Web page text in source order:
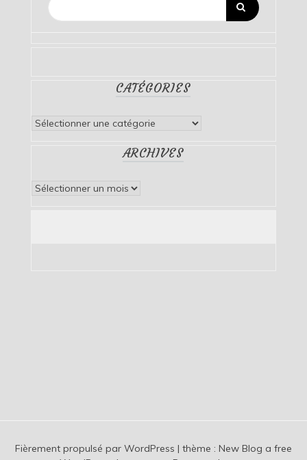
CATÉGORIES
Catégories
ARCHIVES
Archives
Fièrement propulsé par WordPress | thème : New Blog a free